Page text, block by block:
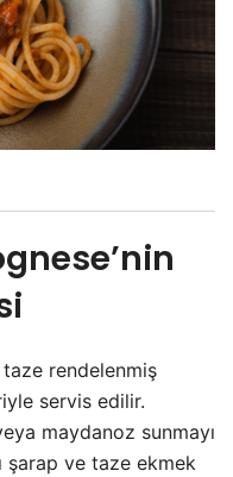
rendelenmiş
servis edilir.
maydanoz sunmayı
şarap ve taze ekmek